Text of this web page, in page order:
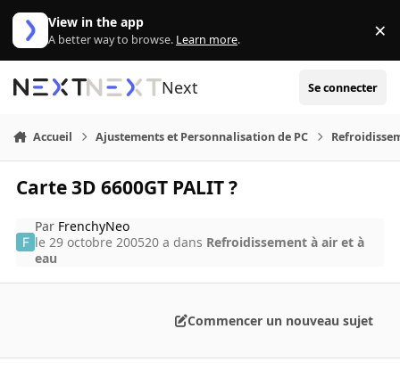
Aller au contenu
View in the app
A better way to browse. Learn more. ×
Next Se connecter
Accueil Ajustements et Personnalisation de PC
Carte 3D 6600GT PALIT ?
Par FrenchyNeo
le 29 octobre 200520 a dans Refroidissement à air et à
eau
Commencer un nouveau sujet